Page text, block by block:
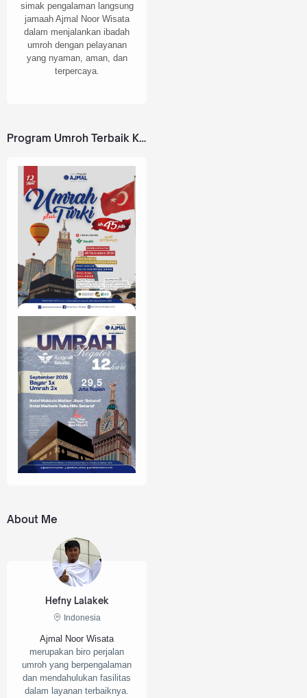
simak pengalaman langsung
jamaah Ajmal Noor Wisata
dalam menjalankan ibadah
umroh dengan pelayanan
yang nyaman, aman, dan
terpercaya.
Program Umroh Terbaik Kami
About Me
Hefny Lalakek
Indonesia
Ajmal Noor Wisata
merupakan biro perjalan
umroh yang berpengalaman
dan mendahulukan fasilitas
dalam layanan terbaiknya.